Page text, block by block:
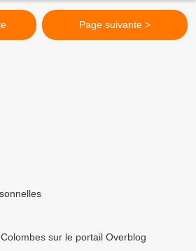
Page suivante >
sur le portail Overblog